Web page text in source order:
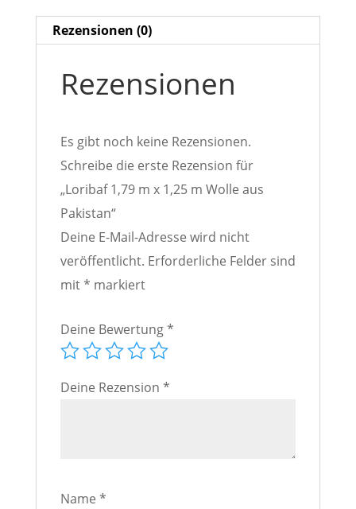
Pakistan
Menge
Rezensionen (0)
Rezensionen
Es gibt noch keine Rezensionen.
Schreibe die erste Rezension für
„Loribaf 1,79 m x 1,25 m Wolle aus
Pakistan“
Deine E-Mail-Adresse wird nicht
veröffentlicht. Erforderliche Felder sind
mit* markiert
Deine Bewertung*
Deine Rezension *
Name *